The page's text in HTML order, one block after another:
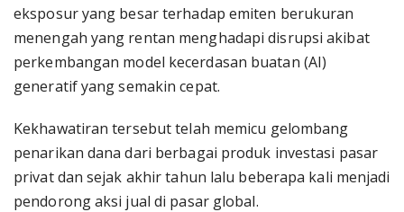
eksposur yang besar terhadap emiten berukuran
menengah yang rentan menghadapi disrupsi akibat
perkembangan model kecerdasan buatan (AI)
generatif yang semakin cepat.
Kekhawatiran tersebut telah memicu gelombang
penarikan dana dari berbagai produk investasi pasar
privat dan sejak akhir tahun lalu beberapa kali menjadi
pendorong aksi jual di pasar global.